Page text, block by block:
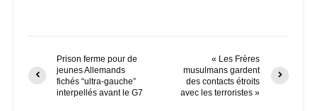
Prison ferme pour de
jeunes Allemands
fichés “ultra-gauche”
interpellés avant le G7
« Les Frères
musulmans gardent
des contacts étroits
avec les terroristes »